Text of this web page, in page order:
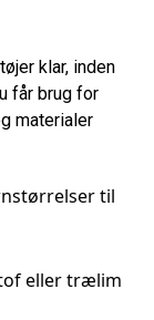
klar, inden
får brug for
materialer
til
eller trælim